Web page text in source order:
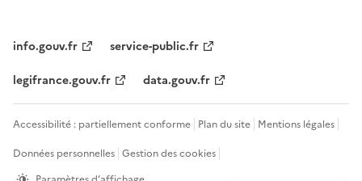
info.gouv.fr
service-public.fr
legifrance.gouv.fr
data.gouv.fr
Accessibilité : partiellement conforme Plan du site Mentions légales
Données personnelles Gestion des cookies